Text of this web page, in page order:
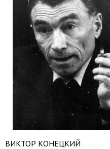
ВИКТОР КОНЕЦКИЙ